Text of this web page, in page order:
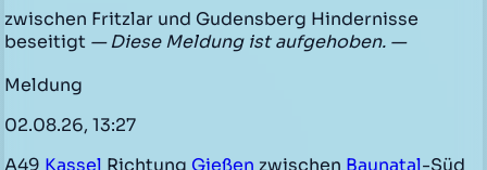
zwischen Fritzlar und Gudensberg Hindernisse
beseitigt — Diese Meldung ist aufgehoben. —
Meldung
02.08.26, 13:27
A49 Kassel Richtung Gießen zwischen Baunatal-Süd